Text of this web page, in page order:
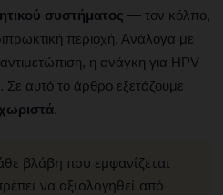
συστήματος — τον κόλπο,
περιοχή. Ανάλογα με
η ανάγκη για HPV
αυτό το άρθρο εξετάζουμε
.
βλάβη που εμφανίζεται
να αξιολογηθεί από